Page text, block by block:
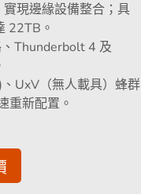
現邊緣設備整合；具
22TB。
Thunderbolt 4 及
UxV（無人載具）蜂群
重新配置。